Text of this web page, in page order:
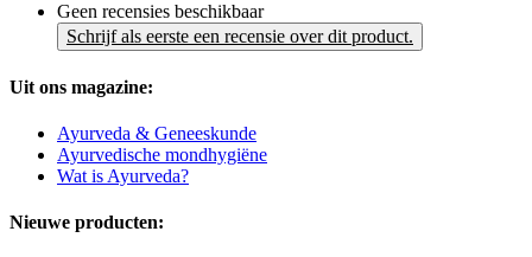
Geen recensies beschikbaar
Schrijf als eerste een recensie over dit product.
Uit ons magazine:
Ayurveda & Geneeskunde
Ayurvedische mondhygiëne
Wat is Ayurveda?
Nieuwe producten: